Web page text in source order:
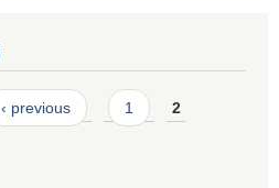
‹ previous 1 2